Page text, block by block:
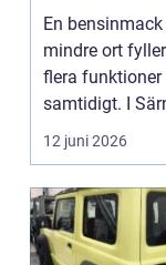
vägen
En bensinmack
mindre ort
flera funktioner
samtidigt. I
i norra Dalarna,...
12 juni 2026